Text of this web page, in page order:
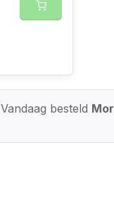
Vandaag besteld